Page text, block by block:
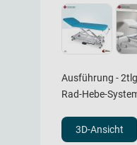
Ausführung -
Rad-Hebe-
3D-Ansicht